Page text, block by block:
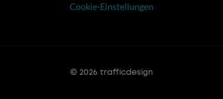
Cookie-Einstellungen
© 2026 trafficdesign